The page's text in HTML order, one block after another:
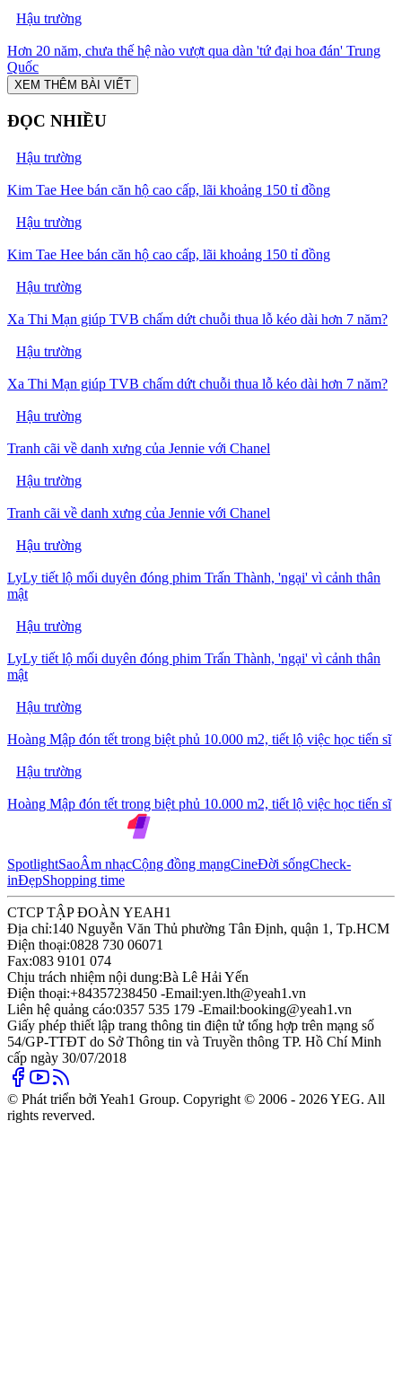
Hậu trường
Hơn 20 năm, chưa thế hệ nào vượt qua dàn 'tứ đại hoa đán' Trung
Quốc
XEM THÊM BÀI VIẾT
ĐỌC NHIỀU
Hậu trường
Kim Tae Hee bán căn hộ cao cấp, lãi khoảng 150 tỉ đồng
Hậu trường
Kim Tae Hee bán căn hộ cao cấp, lãi khoảng 150 tỉ đồng
Hậu trường
Xa Thi Mạn giúp TVB chấm dứt chuỗi thua lỗ kéo dài hơn 7 năm?
Hậu trường
Xa Thi Mạn giúp TVB chấm dứt chuỗi thua lỗ kéo dài hơn 7 năm?
Hậu trường
Tranh cãi về danh xưng của Jennie với Chanel
Hậu trường
Tranh cãi về danh xưng của Jennie với Chanel
Hậu trường
LyLy tiết lộ mối duyên đóng phim Trấn Thành, 'ngại' vì cảnh thân
mật
Hậu trường
LyLy tiết lộ mối duyên đóng phim Trấn Thành, 'ngại' vì cảnh thân
mật
Hậu trường
Hoàng Mập đón tết trong biệt phủ 10.000 m2, tiết lộ việc học tiến sĩ
Hậu trường
Hoàng Mập đón tết trong biệt phủ 10.000 m2, tiết lộ việc học tiến sĩ
SpotlightSaoÂm nhạcCộng đồng mạngCineĐời sốngCheck-
inĐẹpShopping time
CTCP TẬP ĐOÀN YEAH1
Địa chỉ:140 Nguyễn Văn Thủ phường Tân Định, quận 1, Tp.HCM
Điện thoại:0828 730 06071
Fax:083 9101 074
Chịu trách nhiệm nội dung:Bà Lê Hải Yến
Điện thoại:+84357238450 -Email:yen.lth@yeah1.vn
Liên hệ quảng cáo:0357 535 179 -Email:booking@yeah1.vn
Giấy phép thiết lập trang thông tin điện tử tổng hợp trên mạng số
54/GP-TTĐT do Sở Thông tin và Truyền thông TP. Hồ Chí Minh
cấp ngày 30/07/2018
© Phát triển bởi Yeah1 Group. Copyright © 2006 - 2026 YEG. All
rights reverved.